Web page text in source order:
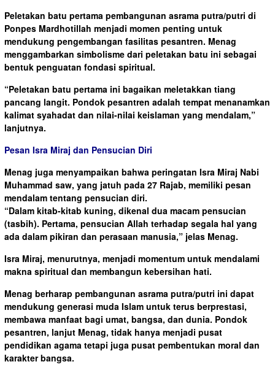
Peletakan batu pertama pembangunan asrama putra/putri di
Ponpes Mardhotillah menjadi momen penting untuk
mendukung pengembangan fasilitas pesantren. Menag
menggambarkan simbolisme dari peletakan batu ini sebagai
bentuk penguatan fondasi spiritual.
“Peletakan batu pertama ini bagaikan meletakkan tiang
pancang langit. Pondok pesantren adalah tempat menanamkan
kalimat syahadat dan nilai-nilai keislaman yang mendalam,”
lanjutnya.
Pesan Isra Miraj dan Pensucian Diri
Menag juga menyampaikan bahwa peringatan Isra Miraj Nabi
Muhammad saw, yang jatuh pada 27 Rajab, memiliki pesan
mendalam tentang pensucian diri.
“Dalam kitab-kitab kuning, dikenal dua macam pensucian
(tasbih). Pertama, pensucian Allah terhadap segala hal yang
ada dalam pikiran dan perasaan manusia,” jelas Menag.
Isra Miraj, menurutnya, menjadi momentum untuk mendalami
makna spiritual dan membangun kebersihan hati.
Menag berharap pembangunan asrama putra/putri ini dapat
mendukung generasi muda Islam untuk terus berprestasi,
membawa manfaat bagi umat, bangsa, dan dunia. Pondok
pesantren, lanjut Menag, tidak hanya menjadi pusat
pendidikan agama tetapi juga pusat pembentukan moral dan
karakter bangsa.